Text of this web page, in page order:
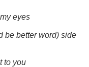
eyes
be better word) side
to you